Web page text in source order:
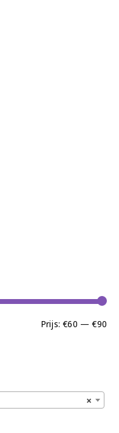
Prijs:€60 —€90
×